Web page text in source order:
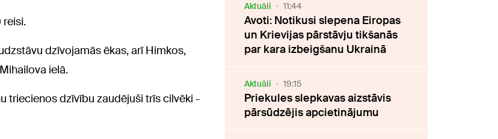
reisi.
dzīvojamās ēkas, arī Himkos,
ielā.
triecienos dzīvību zaudējuši trīs cilvēki -
Aktuāli 11:44
Avoti: Notikusi slepena Eiropas
un Krievijas pārstāvju tikšanās
par kara izbeigšanu Ukrainā
Aktuāli 19:15
Priekules slepkavas aizstāvis
pārsūdzējis apcietinājumu